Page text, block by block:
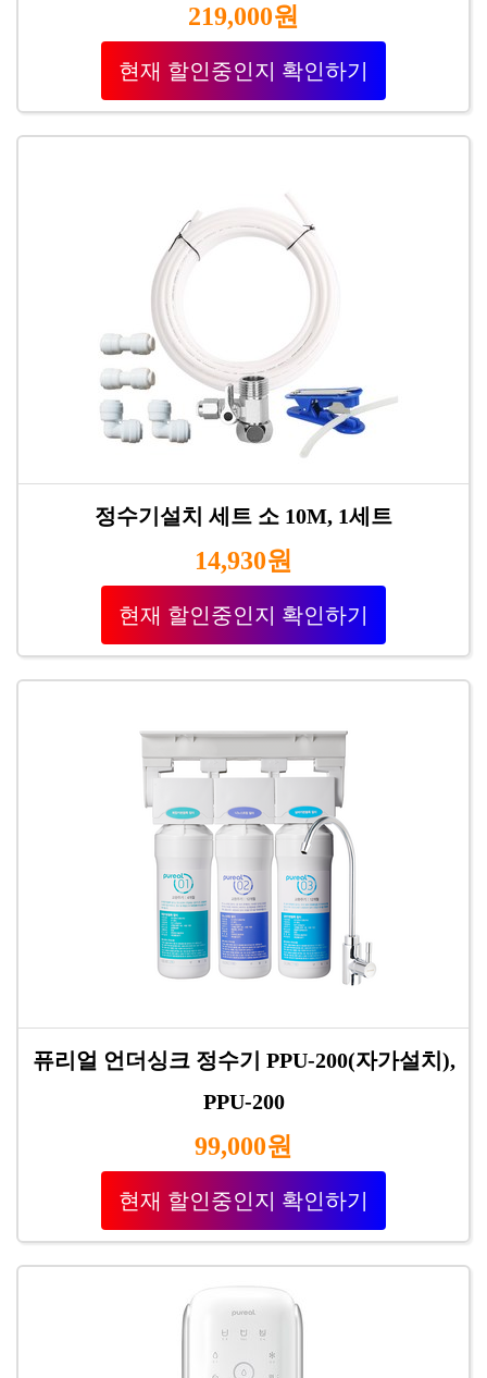
219,000원
현재 할인중인지 확인하기
정수기설치 세트 소 10M, 1세트
14,930원
현재 할인중인지 확인하기
퓨리얼 언더싱크 정수기 PPU-200(자가설치),
PPU-200
99,000원
현재 할인중인지 확인하기